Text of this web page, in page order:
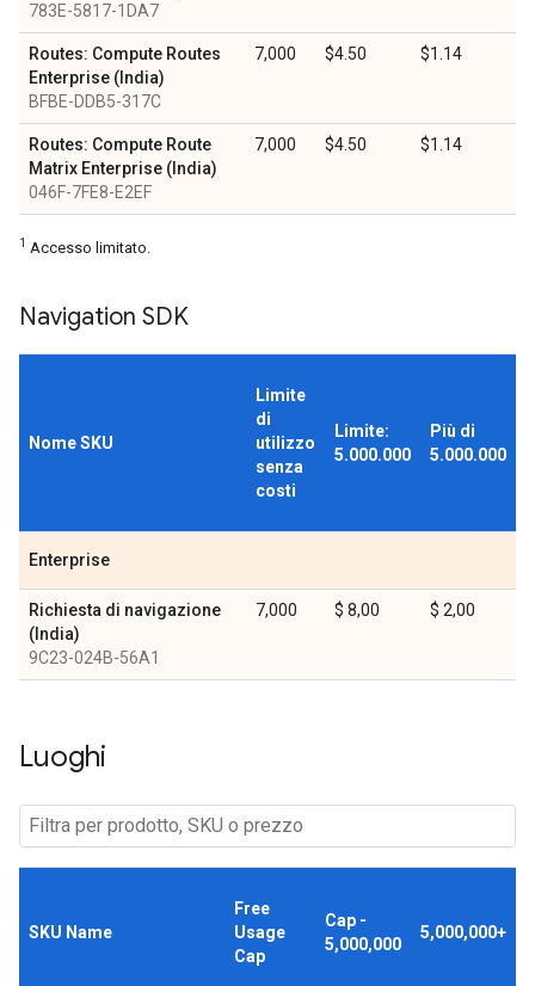
783E-5817-1DA7
Routes: Compute Routes
Enterprise (India)
BFBE-DDB5-317C
7,000 $4.50 $1.14
Routes: Compute Route
Matrix Enterprise (India)
046F-7FE8-E2EF
7,000 $4.50 $1.14
1 Accesso limitato.
Navigation SDK
Nome SKU
Limite
di
utilizzo
senza
costi
Limite:
5.000.000
Più di
5.000.000
Enterprise
Richiesta di navigazione
(India)
9C23-024B-56A1
7,000 $ 8,00 $ 2,00
Luoghi
SKU Name
Free
Usage
Cap
Cap -
5,000,000
5,000,000+